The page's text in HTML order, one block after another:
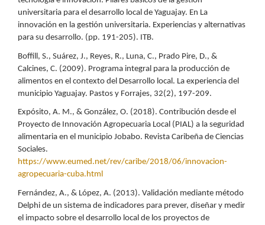
universitaria para el desarrollo local de Yaguajay. En La
innovación en la gestión universitaria. Experiencias y alternativas
para su desarrollo. (pp. 191-205). ITB.
Boffill, S., Suárez, J., Reyes, R., Luna, C., Prado Pire, D., &
Calcines, C. (2009). Programa integral para la producción de
alimentos en el contexto del Desarrollo local. La experiencia del
municipio Yaguajay. Pastos y Forrajes, 32(2), 197-209.
Expósito, A. M., & González, O. (2018). Contribución desde el
Proyecto de Innovación Agropecuaria Local (PIAL) a la seguridad
alimentaria en el municipio Jobabo. Revista Caribeña de Ciencias
Sociales.
https://www.eumed.net/rev/caribe/2018/06/innovacion-
agropecuaria-cuba.html
Fernández, A., & López, A. (2013). Validación mediante método
Delphi de un sistema de indicadores para prever, diseñar y medir
el impacto sobre el desarrollo local de los proyectos de